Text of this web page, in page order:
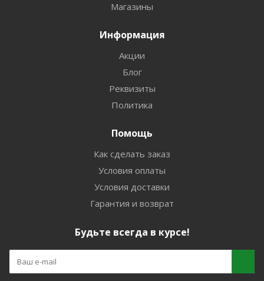
Магазины
Информация
Акции
Блог
Реквизиты
Политика
Помощь
Как сделать заказ
Условия оплаты
Условия доставки
Гарантия и возврат
Будьте всегда в курсе!